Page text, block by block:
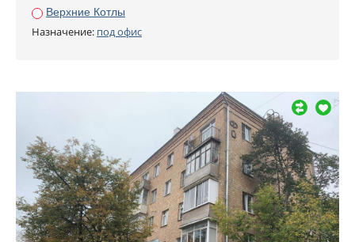
Верхние Котлы
Назначение: под офис